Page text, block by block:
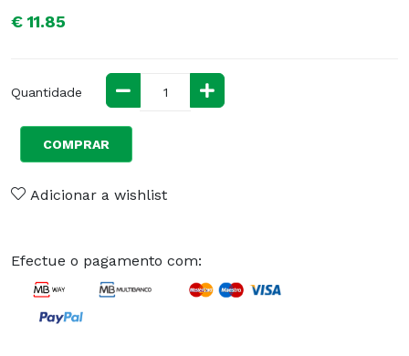
€ 11.85
Quantidade
COMPRAR
Adicionar a wishlist
Efectue o pagamento com: